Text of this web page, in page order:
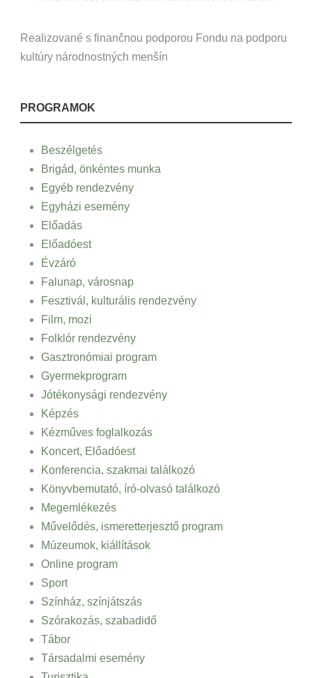
Realizované s finančnou podporou Fondu na podporu
kultúry národnostných menšín
PROGRAMOK
Beszélgetés
Brigád, önkéntes munka
Egyéb rendezvény
Egyházi esemény
Előadás
Előadóest
Évzáró
Falunap, városnap
Fesztivál, kulturális rendezvény
Film, mozi
Folklór rendezvény
Gasztronómiai program
Gyermekprogram
Jótékonysági rendezvény
Képzés
Kézműves foglalkozás
Koncert, Előadóest
Konferencia, szakmai találkozó
Könyvbemutató, író-olvasó találkozó
Megemlékezés
Művelődés, ismeretterjesztő program
Múzeumok, kiállítások
Online program
Sport
Színház, színjátszás
Szórakozás, szabadidő
Tábor
Társadalmi esemény